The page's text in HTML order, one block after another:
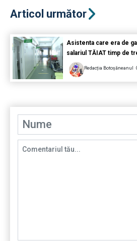
Articol următor
Asistenta care era de
salariul TĂIAT timp de
Redacția Botoșăneanul